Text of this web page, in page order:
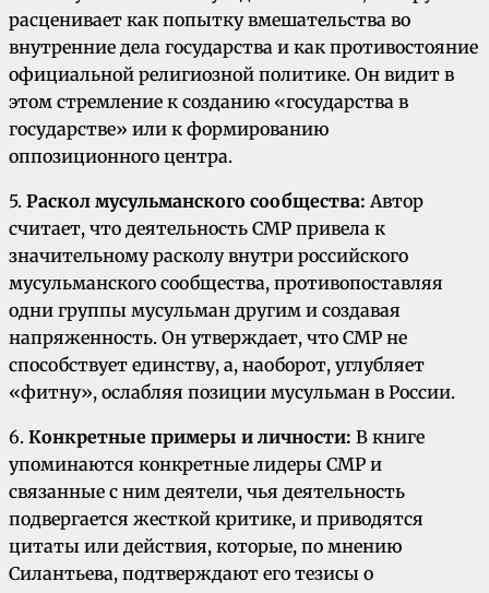
расценивает как попытку вмешательства во
внутренние дела государства и как противостояние
официальной религиозной политике. Он видит в
этом стремление к созданию «государства в
государстве» или к формированию
оппозиционного центра.
5. Раскол мусульманского сообщества: Автор
считает, что деятельность СМР привела к
значительному расколу внутри российского
мусульманского сообщества, противопоставляя
одни группы мусульман другим и создавая
напряженность. Он утверждает, что СМР не
способствует единству, а, наоборот, углубляет
«фитну», ослабляя позиции мусульман в России.
6. Конкретные примеры и личности: В книге
упоминаются конкретные лидеры СМР и
связанные с ним деятели, чья деятельность
подвергается жесткой критике, и приводятся
цитаты или действия, которые, по мнению
Силантьева, подтверждают его тезисы о